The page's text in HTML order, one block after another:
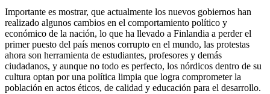
Importante es mostrar, que actualmente los nuevos gobiernos han
realizado algunos cambios en el comportamiento político y
económico de la nación, lo que ha llevado a Finlandia a perder el
primer puesto del país menos corrupto en el mundo, las protestas
ahora son herramienta de estudiantes, profesores y demás
ciudadanos, y aunque no todo es perfecto, los nórdicos dentro de su
cultura optan por una política limpia que logra comprometer la
población en actos éticos, de calidad y educación para el desarrollo.